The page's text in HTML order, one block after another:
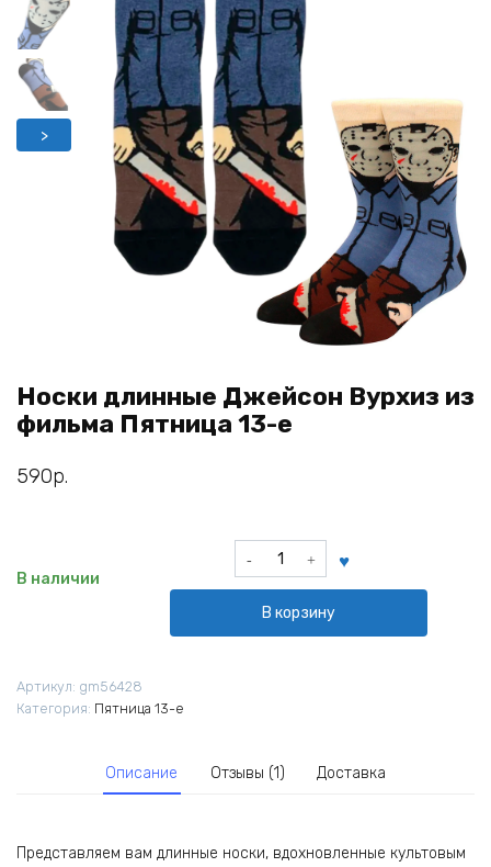
>
Носки длинные Джейсон Вурхиз из
фильма Пятница 13-е
590р.
В наличии
Количество
товара
длинные
Джейсон
е
В корзину
Артикул: gm56428
Категория: Пятница 13-е
Описание Отзывы (1) Доставка
Представляем вам длинные носки, вдохновленные культовым